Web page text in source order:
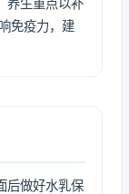
养生重点以补
免疫力，建
后做好水乳保